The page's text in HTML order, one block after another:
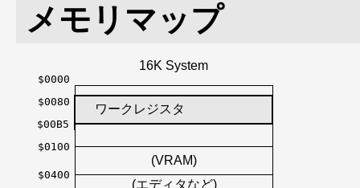
メモリマップ
16K System
$0000
$0080
ワークレジスタ
$00B5
$0100
(VRAM)
$0400
(エディタなど)